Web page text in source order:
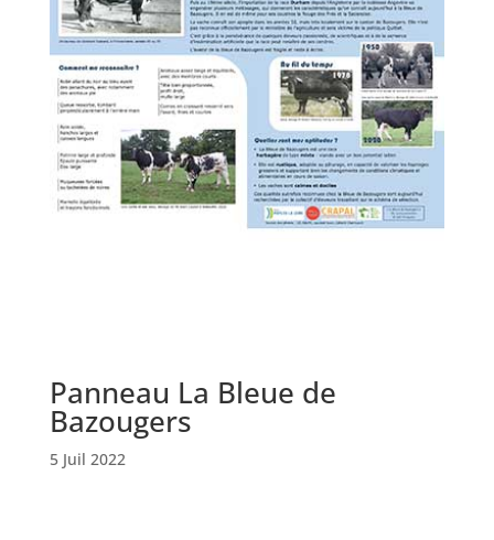
Panneau La Bleue de
Bazougers
5 Juil 2022